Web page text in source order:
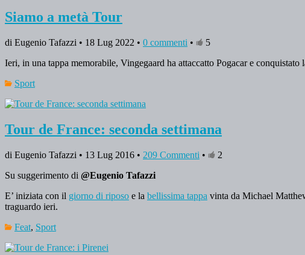
Siamo a metà Tour
di Eugenio Tafazzi • 18 Lug 2022 • 0 commenti •
5
Ieri, in una tappa memorabile, Vingegaard ha attaccatto Pogacar e
Sport
Tour de France: seconda settimana
di Eugenio Tafazzi • 13 Lug 2016 • 209 Commenti •
2
Su suggerimento di @Eugenio Tafazzi
E’ iniziata con il giorno di riposo e la bellissima tappa vinta da Michael
traguardo ieri.
Feat, Sport